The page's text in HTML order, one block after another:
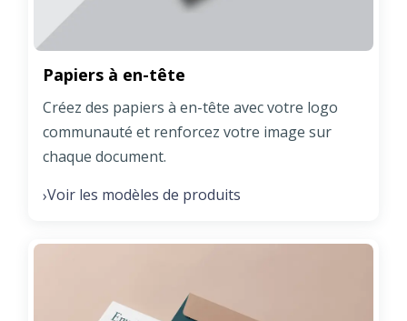
Papiers à en-tête
Créez des papiers à en-tête avec votre logo
communauté et renforcez votre image sur
chaque document.
›Voir les modèles de produits